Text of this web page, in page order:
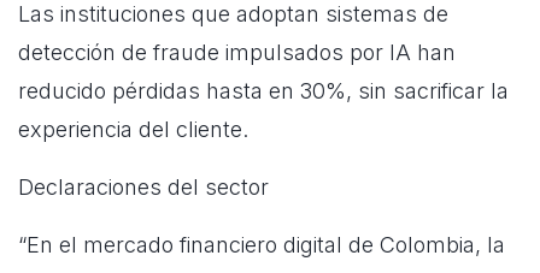
Las instituciones que adoptan sistemas de
detección de fraude impulsados por IA han
reducido pérdidas hasta en 30%, sin sacrificar la
experiencia del cliente.
Declaraciones del sector
“En el mercado financiero digital de Colombia, la